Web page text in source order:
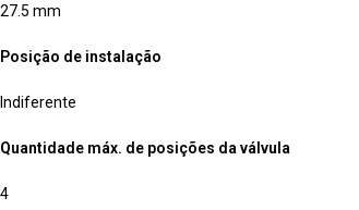
27.5 mm
Posição de instalação
Indiferente
Quantidade máx. de posições da válvula
4